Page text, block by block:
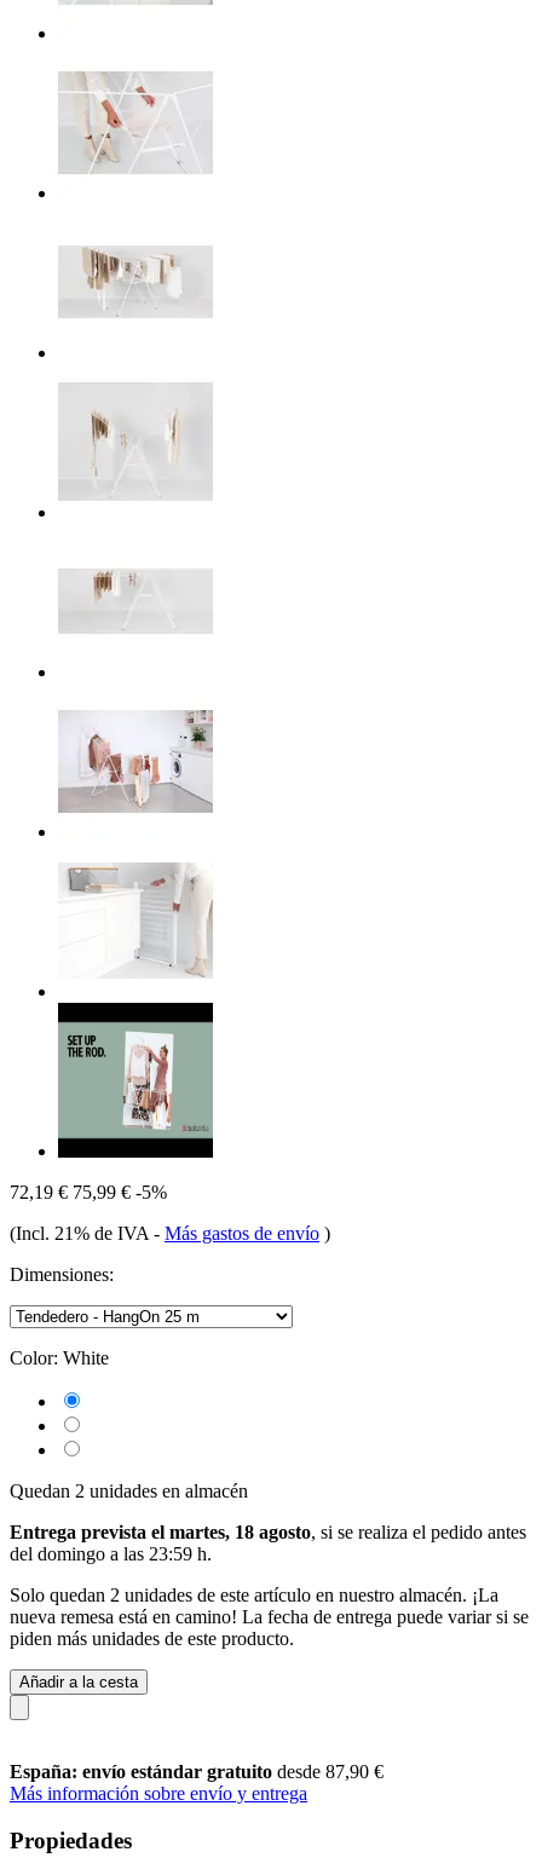
72,19 € 75,99 € -5%
(Incl. 21% de IVA - Más gastos de envío )
Dimensiones:
Color: White
Quedan 2 unidades en almacén
Entrega prevista el martes, 18 agosto, si se realiza el pedido antes
del domingo a las 23:59 h.
Solo quedan 2 unidades de este artículo en nuestro almacén. ¡La
nueva remesa está en camino! La fecha de entrega puede variar si se
piden más unidades de este producto.
Añadir a la cesta
España: envío estándar gratuito desde 87,90 €
Más información sobre envío y entrega
Propiedades